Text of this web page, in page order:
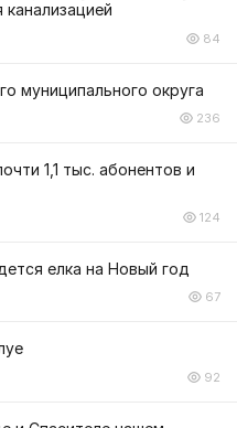
84
муниципального округа
236
1,1 тыс. абонентов и
124
елка на Новый год
67
92